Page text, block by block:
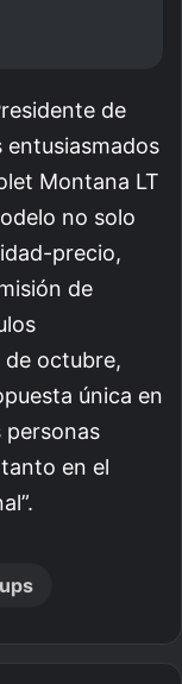
de
entusiasmados
Montana LT
no solo
precio,
de
octubre,
única en
personas
en el